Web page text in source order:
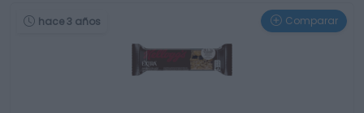
hace 3 años Comparar